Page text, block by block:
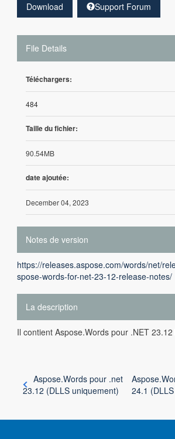
Download Support Forum
File Details
Téléchargers:
484
Taille du fichier:
90.54MB
date ajoutée:
December 04, 2023
Notes de version
https://releases.aspose.com/words/net/
spose-words-for-net-23-12-release-notes/
La description
Il contient Aspose.Words pour .NET
Aspose.Words pour .net
23.12 (DLLS uniquement)
24.1